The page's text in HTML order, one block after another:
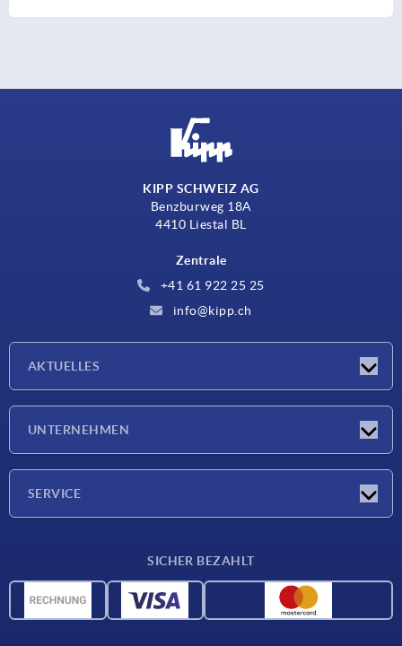
KIPP SCHWEIZ AG
Benzburweg 18A
4410 Liestal BL
Zentrale
+41 61 922 25 25
info@kipp.ch
AKTUELLES
UNTERNEHMEN
SERVICE
CAD-Daten
SICHER BEZAHLT